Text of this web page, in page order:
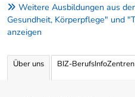
Weitere Ausbildungen aus
Gesundheit, Körperpflege" und
anzeigen
Über uns BIZ-BerufsInfoZentren